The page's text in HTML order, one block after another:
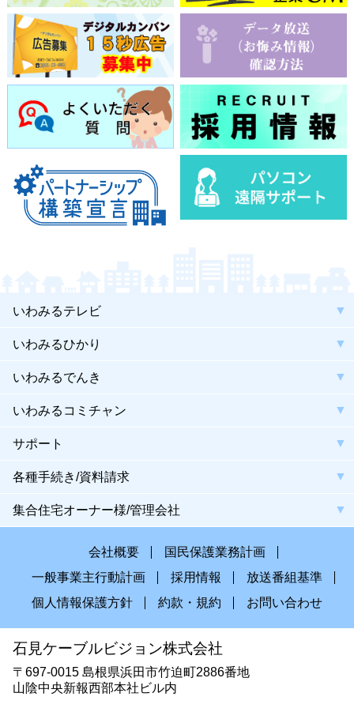
いわみるテレビ
いわみるひかり
いわみるでんき
いわみるコミチャン
サポート
各種手続き/資料請求
集合住宅オーナー様/管理会社
会社概要
国民保護業務計画
一般事業主行動計画
採用情報
放送番組基準
個人情報保護方針
約款・規約 お問い合わせ
石見ケーブルビジョン株式会社
〒697-0015 島根県浜田市竹迫町2886番地
山陰中央新報西部本社ビル内